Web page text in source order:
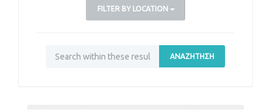
FILTER BY LOCATION
ΑΝΑΖΉΤΗΣΗ